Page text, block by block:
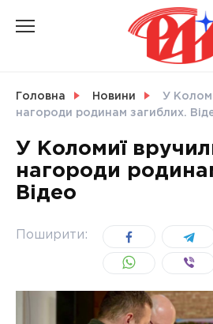
Головна Новини
У
нагороди родинам загиблих.
У Коломиї
нагороди
Відео
Поширити: